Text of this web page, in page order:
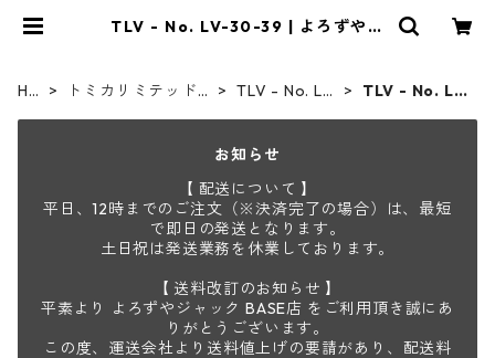
TLV - No. LV-30-39 | よろずやジ
HO
トミカリミテッド
TLV - No. LV
TLV - No. LV
お知らせ
【 配送について 】
平日、12時までのご注文（※決済完了の場合）は、最短
で即日の発送となります。
土日祝は発送業務を休業しております。
【 送料改訂のお知らせ 】
平素より よろずやジャック BASE店 をご利用頂き誠にあ
りがとうございます。
この度、運送会社より送料値上げの要請があり、配送料